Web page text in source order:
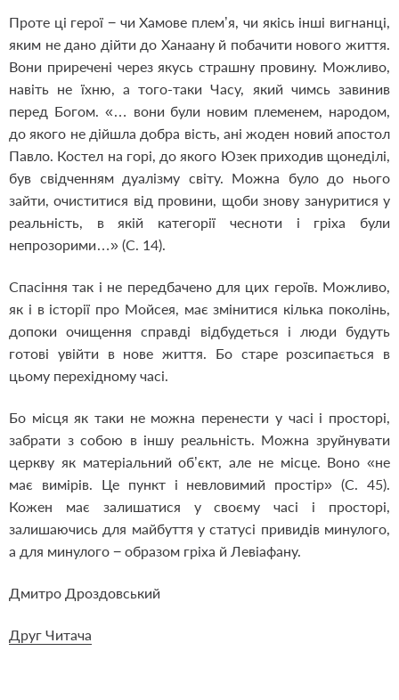
Проте ці герої − чи Хамове плем’я, чи якісь інші вигнанці,
яким не дано дійти до Ханаану й побачити нового життя.
Вони приречені через якусь страшну провину. Можливо,
навіть не їхню, а того-таки Часу, який чимсь завинив
перед Богом. «… вони були новим племенем, народом,
до якого не дійшла добра вість, ані жоден новий апостол
Павло. Костел на горі, до якого Юзек приходив щонеділі,
був свідченням дуалізму світу. Можна було до нього
зайти, очиститися від провини, щоби знову зануритися у
реальність, в якій категорії чесноти і гріха були
непрозорими…» (С. 14).
Спасіння так і не передбачено для цих героїв. Можливо,
як і в історії про Мойсея, має змінитися кілька поколінь,
допоки очищення справді відбудеться і люди будуть
готові увійти в нове життя. Бо старе розсипається в
цьому перехідному часі.
Бо місця як таки не можна перенести у часі і просторі,
забрати з собою в іншу реальність. Можна зруйнувати
церкву як матеріальний об’єкт, але не місце. Воно «не
має вимірів. Це пункт і невловимий простір» (С. 45).
Кожен має залишатися у своєму часі і просторі,
залишаючись для майбуття у статусі привидів минулого,
а для минулого − образом гріха й Левіафану.
Дмитро Дроздовський
Друг Читача